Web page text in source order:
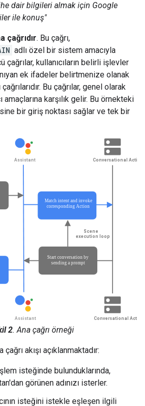
dair bilgileri almak için Google
ile konuş"
çağrıdır. Bu çağrı,
adlı özel bir sistem amacıyla
çağrılar, kullanıcıların belirli işlevler
ek ifadeler belirtmenize olanak
Bu çağrılar, genel olarak
amaçlarına karşılık gelir. Bu örnekteki
bir giriş noktası sağlar ve tek bir
2. Ana çağrı örneği
akışı açıklanmaktadır:
isteğinde bulunduklarında,
görünen adınızı isterler.
isteğini istekle eşleşen ilgili